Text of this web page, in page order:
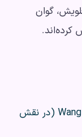
گوان
کرده‌اند.
بازیگران اصلی: Pan Yuemingو Wang Longzheng (در نقش